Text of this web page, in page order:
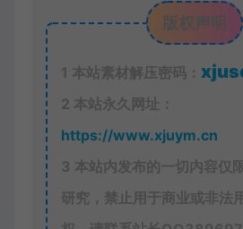
版权声明
1 本站素材解压密码：
2 本站永久网址：
https://www.xjuym.cn
3 本站内发布的一切内容仅
研究，禁止用于商业或非法